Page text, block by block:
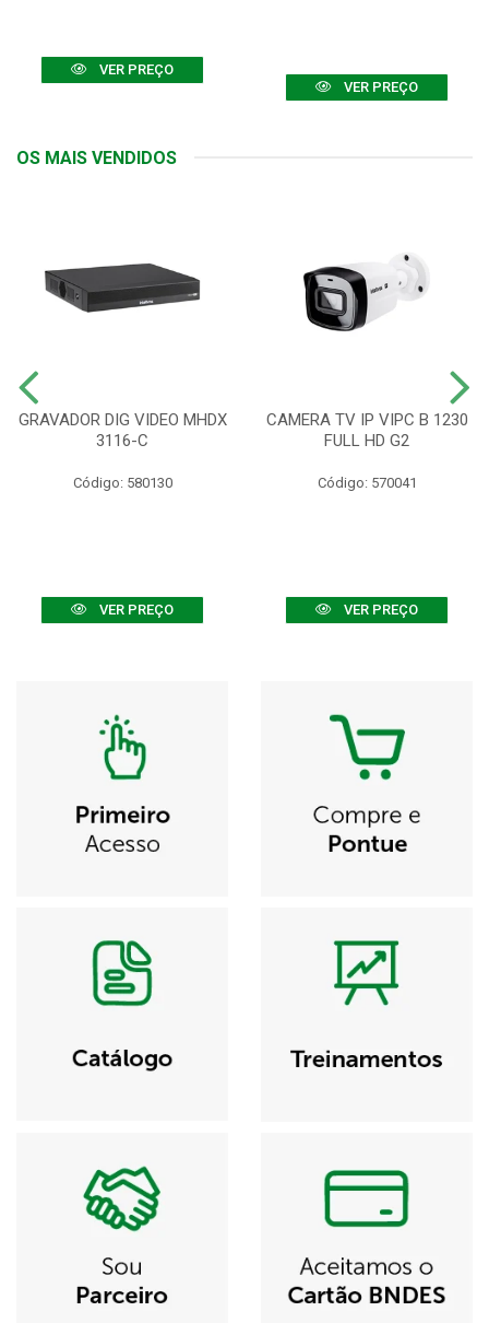
VER PREÇO
VER PREÇO
OS MAIS VENDIDOS
GRAVADOR DIG VIDEO MHDX
3116-C
Código: 580130
VER PREÇO
CAMERA TV IP VIPC B 1230
FULL HD G2
Código: 570041
VER PREÇO